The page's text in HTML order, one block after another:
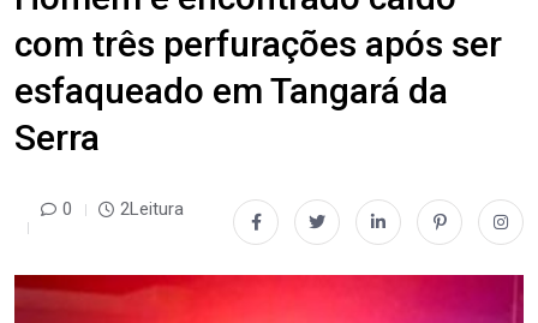
com três perfurações após ser
esfaqueado em Tangará da
Serra
0 2Leitura